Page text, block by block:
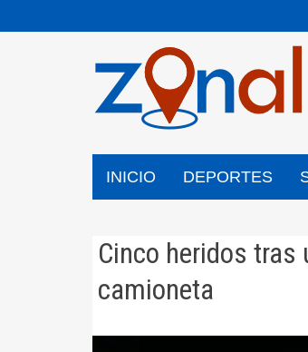
al
INICIO DEPORTES
Cinco heridos tras
camioneta